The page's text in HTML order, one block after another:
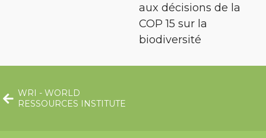
aux décisions de la
COP 15 sur la
biodiversité
WRI - WORLD
RESSOURCES INSTITUTE